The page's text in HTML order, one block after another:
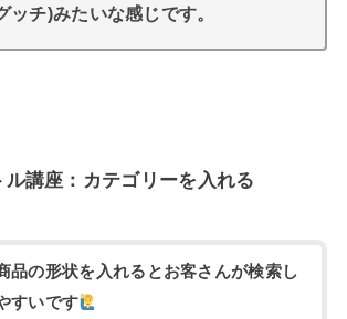
ッチ)みたいな感じです。
講座：カテゴリーを入れる
品の形状を入れるとお客さんが検索し
すいです